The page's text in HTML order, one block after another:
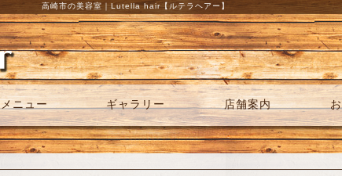
高崎市の美容室｜Lutella hair【ルテラヘアー】
メニュー ギャラリー 店舗案内